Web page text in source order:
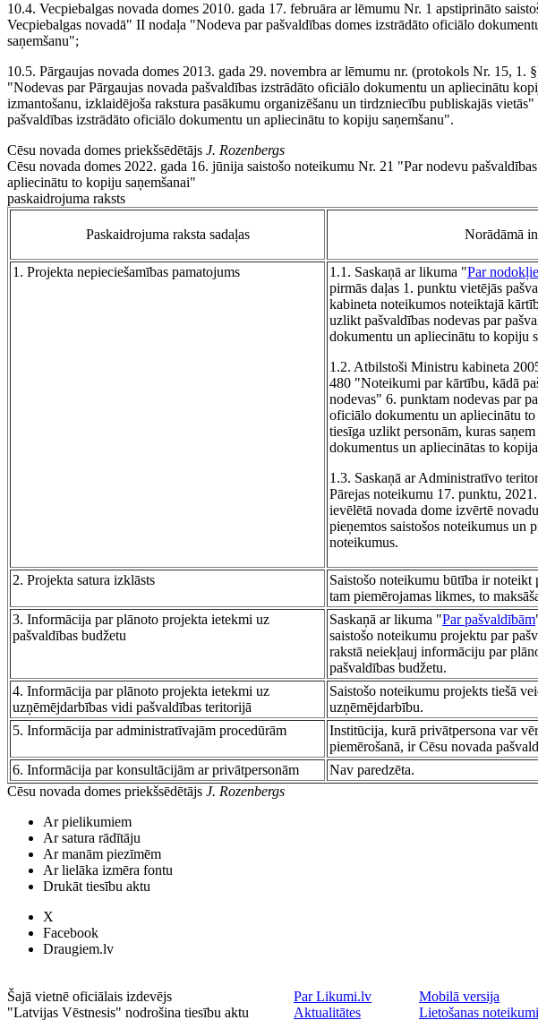
10.4. Vecpiebalgas novada domes 2010. gada 17. februāra ar lēmumu Nr. 1 apstiprināto
Vecpiebalgas novadā" II nodaļa "Nodeva par pašvaldības domes izstrādāto oficiālo
saņemšanu";
10.5. Pārgaujas novada domes 2013. gada 29. novembra ar lēmumu nr. (protokols Nr. 15, 1.
"Nodevas par Pārgaujas novada pašvaldības izstrādāto oficiālo dokumentu un apliecinātu
izmantošanu, izklaidējoša rakstura pasākumu organizēšanu un tirdzniecību publiskajās
pašvaldības izstrādāto oficiālo dokumentu un apliecinātu to kopiju saņemšanu".
Cēsu novada domes priekšsēdētājs J. Rozenbergs
Cēsu novada domes 2022. gada 16. jūnija saistošo noteikumu Nr. 21 "Par nodevu
apliecinātu to kopiju saņemšanai"
paskaidrojuma raksts
Paskaidrojuma raksta sadaļas Norādāmā
1. Projekta nepieciešamības pamatojums 1.1. Saskaņā ar likuma "Par
pirmās daļas 1. punktu vietējās
kabineta noteikumos noteiktajā
uzlikt pašvaldības nodevas par
dokumentu un apliecinātu to kopiju
1.2. Atbilstoši Ministru kabineta
480 "Noteikumi par kārtību, kādā
nodevas" 6. punktam nodevas par
oficiālo dokumentu un apliecinātu
tiesīga uzlikt personām, kuras
dokumentus un apliecinātas to
1.3. Saskaņā ar Administratīvo
Pārejas noteikumu 17. punktu,
ievēlētā novada dome izvērtē
pieņemtos saistošos noteikumus un
noteikumus.
2. Projekta satura izklāsts
Saistošo noteikumu būtība ir noteikt
tam piemērojamas likmes, to
3. Informācija par plānoto projekta ietekmi uz
pašvaldības budžetu
Saskaņā ar likuma "Par pašvaldībām
saistošo noteikumu projektu par
rakstā neiekļauj informāciju par
pašvaldības budžetu.
4. Informācija par plānoto projekta ietekmi uz
uzņēmējdarbības vidi pašvaldības teritorijā
Saistošo noteikumu projekts tiešā
uzņēmējdarbību.
5. Informācija par administratīvajām procedūrām
Institūcija, kurā privātpersona var
piemērošanā, ir Cēsu novada
6. Informācija par konsultācijām ar privātpersonām
Nav paredzēta.
Cēsu novada domes priekšsēdētājs J. Rozenbergs
Ar pielikumiem
Ar satura rādītāju
Ar manām piezīmēm
Ar lielāka izmēra fontu
Drukāt tiesību aktu
X
Facebook
Draugiem.lv
Šajā vietnē oficiālais izdevējs
"Latvijas Vēstnesis" nodrošina tiesību aktu
Par Likumi.lv
Aktualitātes
Mobilā versija
Lietošanas noteikumi